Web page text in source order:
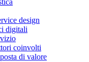
design
digitali
coinvolti
di valore